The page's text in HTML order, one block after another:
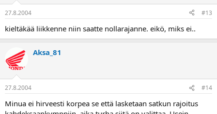
27.8.2004 #13
kieltäkää liikkenne niin saatte nollarajanne. eikö, miks ei..
Aksa_81
27.8.2004 #14
Minua ei hirveesti korpea se että lasketaan satkun rajoitus